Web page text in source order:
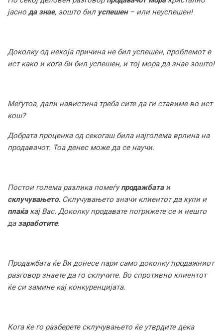
јасно да знае, зошто бил успешен – или неуспешен!
Доколку од некоја причина не бил успешен, проблемот е
ист како и кога би бил успешен, и тој мора да знае зошто!
Меѓутоа, дали навистина треба сите да ги ставиме во ист
кош?
Добрата проценка од секогаш била најголема врлина на
продавачот. Тоа денес може да се научи.
Постои голема разлика помеѓупродажбатаи
склучувањето. Склучувањето значи клиентот да купи и
плаќакај Вас. Доколку продавате погрижете се и нешто
да заработите.
Продажбата ќе Ви донесе пари само доколку продажниот
разговор знаете да го склучите. Во спротивно клиентот
ќе си замине кај конкуренцијата.
Кога ќе го разберете склучувањето ќе утврдите дека